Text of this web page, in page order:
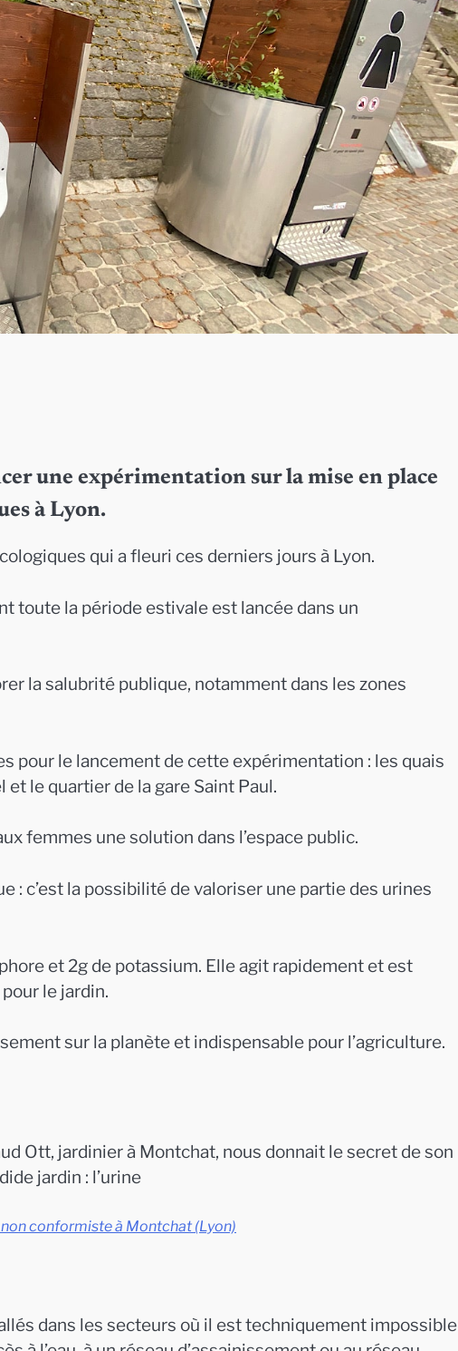
une expérimentation sur la mise en place
à Lyon.
qui a fleuri ces derniers jours à Lyon.
toute la période estivale est lancée dans un
la salubrité publique, notamment dans les zones
pour le lancement de cette expérimentation : les quais
et le quartier de la gare Saint Paul.
femmes une solution dans l’espace public.
: c’est la possibilité de valoriser une partie des urines
et 2g de potassium. Elle agit rapidement et est
le jardin.
sur la planète et indispensable pour l’agriculture.
Ott, jardinier à Montchat, nous donnait le secret de son
jardin : l’urine
conformiste à Montchat (Lyon)
dans les secteurs où il est techniquement impossible